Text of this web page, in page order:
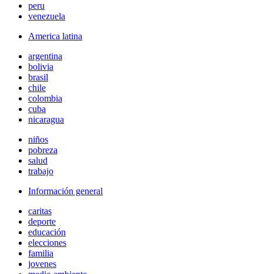
peru
venezuela
America latina
argentina
bolivia
brasil
chile
colombia
cuba
nicaragua
niños
pobreza
salud
trabajo
Información general
caritas
deporte
educación
elecciones
familia
jovenes